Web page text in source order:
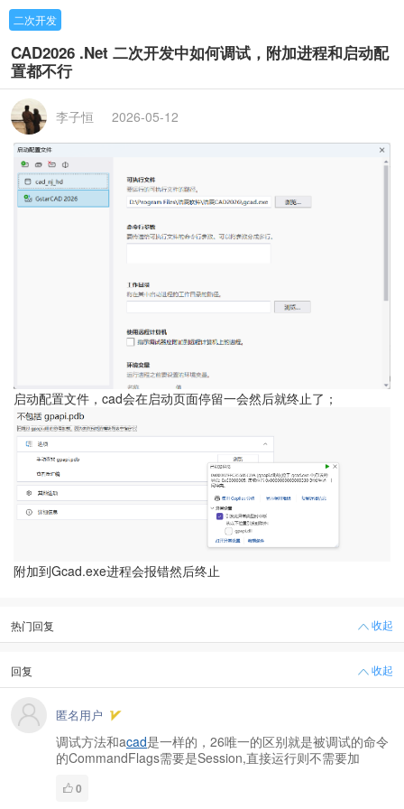
二次开发
CAD2026 .Net 二次开发中如何调试，附加进程和启动配
置都不行
李子恒 2026-05-12
启动配置文件，cad会在启动页面停留一会然后就终止了；
附加到Gcad.exe进程会报错然后终止
热门回复 收起
回复 收起
匿名用户
调试方法和acad是一样的，26唯一的区别就是被调试的命令
的CommandFlags需要是Session,直接运行则不需要加
0